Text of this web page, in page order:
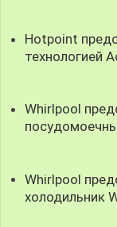
Hotpoint
технологией
Whirlpool
Whirlpool
холодильник